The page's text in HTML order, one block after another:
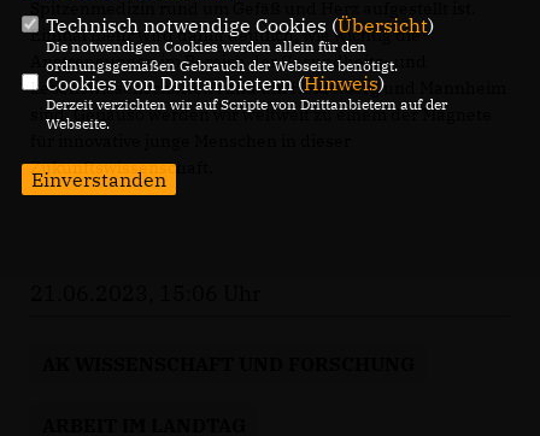
Einmal mehr wird damit deutlich, wie wichtig die
Anstrengungen im Bereich der Gesundheits- und
Lebenswissenschaften rund um Heidelberg und Mannheim
sind. Genauso werden wir weltweit zu einem der Magnete
Zukunftswissenschaft.
Technisch notwendige Cookies (Übersicht)
Die notwendigen Cookies werden allein für den
ordnungsgemäßen Gebrauch der Webseite benötigt.
Cookies von Drittanbietern (Hinweis)
Derzeit verzichten wir auf Scripte von Drittanbietern auf der
Webseite.
Einverstanden